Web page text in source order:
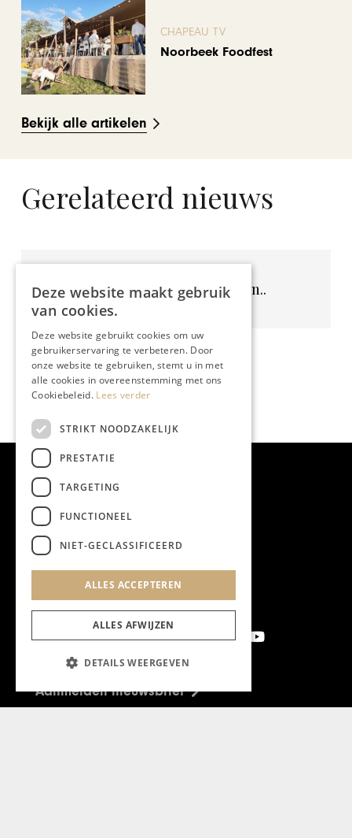
CHAPEAU TV
Noorbeek Foodfest
Bekijk alle artikelen
Gerelateerd nieuws
Geen resultaten gevonden..
Aanmelden nieuwsbrief
Deze website maakt gebruik
van cookies.
Deze website gebruikt cookies om uw
gebruikerservaring te verbeteren. Door
onze website te gebruiken, stemt u in met
alle cookies in overeenstemming met ons
Cookiebeleid. Lees verder
STRIKT NOODZAKELIJK
PRESTATIE
TARGETING
FUNCTIONEEL
NIET-GECLASSIFICEERD
ALLES ACCEPTEREN
ALLES AFWIJZEN
DETAILS WEERGEVEN